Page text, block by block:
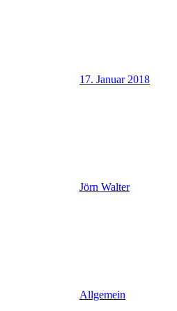
17. Januar 2018
Jörn Walter
Allgemein